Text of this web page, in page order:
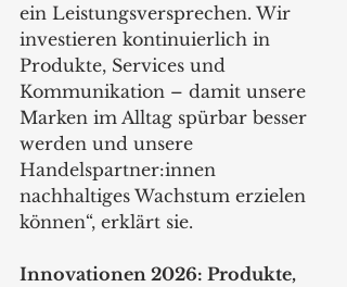
ein Leistungsversprechen. Wir
investieren kontinuierlich in
Produkte, Services und
Kommunikation – damit unsere
Marken im Alltag spürbar besser
werden und unsere
Handelspartner:innen
nachhaltiges Wachstum erzielen
können“, erklärt sie.
Innovationen 2026: Produkte,